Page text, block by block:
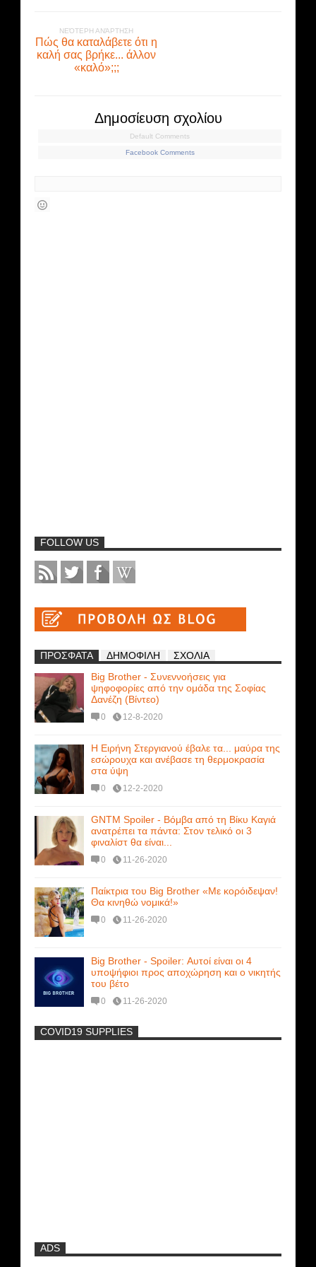
ΝΕΌΤΕΡΗ ΑΝΆΡΤΗΣΗ
Πώς θα καταλάβετε ότι η
καλή σας βρήκε... άλλον
«καλό»;;;
Δημοσίευση σχολίου
Default Comments
Facebook Comments
FOLLOW US
ΠΡΟΣΦΑΤΑ ΔΗΜΟΦΙΛΗ
ΣΧΟΛΙΑ
Big Brother - Συνεννοήσεις για
ψηφοφορίες από την ομάδα της Σοφίας
Δανέζη (Βίντεο)
0 12-8-2020
Η Ειρήνη Στεργιανού έβαλε τα... μαύρα της
εσώρουχα και ανέβασε τη θερμοκρασία
στα ύψη
0 12-2-2020
GNTM Spoiler - Βόμβα από τη Βίκυ Καγιά
ανατρέπει τα πάντα: Στον τελικό οι 3
φιναλίστ θα είναι...
0 11-26-2020
Παίκτρια του Big Brother «Με κορόιδεψαν!
Θα κινηθώ νομικά!»
0 11-26-2020
Big Brother - Spoiler: Αυτοί είναι οι 4
υποψήφιοι προς αποχώρηση και ο νικητής
του βέτο
0 11-26-2020
-
COVID19 SUPPLIES
ADS